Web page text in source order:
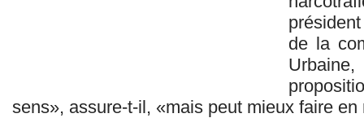
de la
sens», assure-t-il, «mais peut mieux faire